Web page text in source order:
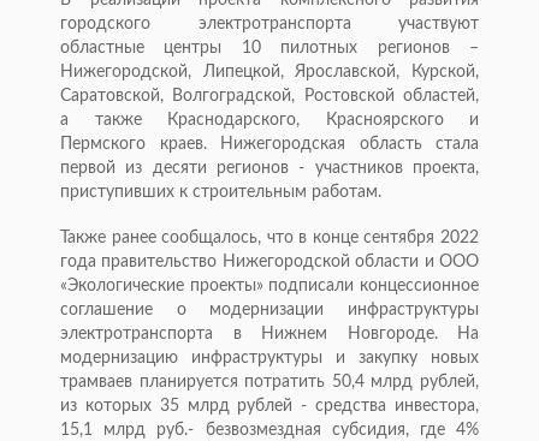
городского электротранспорта участвуют
областные центры 10 пилотных регионов –
Нижегородской, Липецкой, Ярославской, Курской,
Саратовской, Волгоградской, Ростовской областей,
а также Краснодарского, Красноярского и
Пермского краев. Нижегородская область стала
первой из десяти регионов - участников проекта,
приступивших к строительным работам.
Также ранее сообщалось, что в конце сентября 2022
года правительство Нижегородской области и ООО
«Экологические проекты» подписали концессионное
соглашение о модернизации инфраструктуры
электротранспорта в Нижнем Новгороде. На
модернизацию инфраструктуры и закупку новых
трамваев планируется потратить 50,4 млрд рублей,
из которых 35 млрд рублей - средства инвестора,
15,1 млрд руб.- безвозмездная субсидия, где 4%